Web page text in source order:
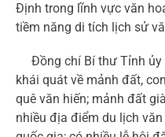
Định trong lĩnh vực văn
tiềm năng di tích lịch sử
Đồng chí Bí thư Tỉnh ủy
khái quát về mảnh đất,
quê văn hiến; mảnh đất
nhiều địa điểm du lịch